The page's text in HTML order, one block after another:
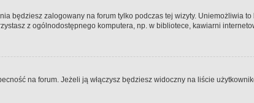
będziesz zalogowany na forum tylko podczas tej wizyty. Uniemożliwia
z ogólnodostępnego komputera, np. w bibliotece, kawiarni
na forum. Jeżeli ją włączysz będziesz widoczny na liście